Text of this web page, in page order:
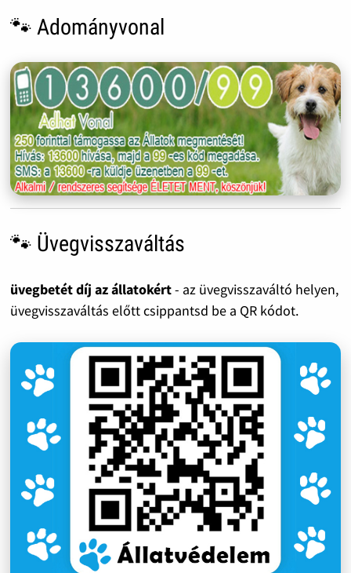
🐾 Adományvonal
🐾 Üvegvisszaváltás
üvegbetét díj az állatokért- az üvegvisszaváltó helyen,
üvegvisszaváltás előtt csippantsd be a QR kódot.